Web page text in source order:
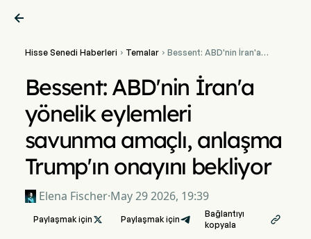

Hisse Senedi Haberleri  Temalar Bessent: ABD'nin İran'a
amaçlı, anlaşma Trump'ın
onayını bekliyor
Bessent: ABD'nin İran'a
yönelik eylemleri
savunma amaçlı, anlaşma
Trump'ın onayını bekliyor
Elena Fischer·May 29 2026, 19:39
Paylaşmak için  Paylaşmak için
Bağlantıyı
kopyala
